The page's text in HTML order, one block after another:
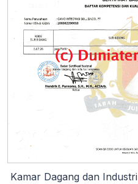
Kamar Dagang dan